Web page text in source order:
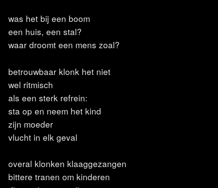
was het bij een boom
een huis, een stal?
waar droomt een mens zoal?
betrouwbaar klonk het niet
wel ritmisch
als een sterk refrein:
sta op en neem het kind
zijn moeder
vlucht in elk geval
overal klonken klaaggezangen
bittere tranen om kinderen